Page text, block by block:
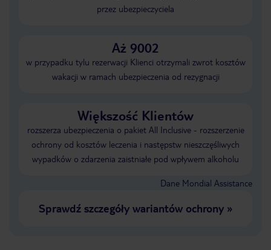
przez ubezpieczyciela
Aż 9002
w przypadku tylu rezerwacji Klienci otrzymali zwrot kosztów
wakacji w ramach ubezpieczenia od rezygnacji
Większość Klientów
rozszerza ubezpieczenia o pakiet All Inclusive - rozszerzenie
ochrony od kosztów leczenia i następstw nieszczęśliwych
wypadków o zdarzenia zaistniałe pod wpływem alkoholu
Dane Mondial Assistance
Sprawdź szczegóły wariantów ochrony»